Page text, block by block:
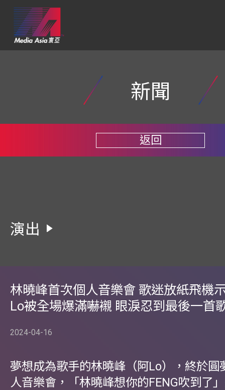
新聞
返回
演出
林曉峰首次個人音樂會 歌迷放紙飛機
Lo被全場爆滿嚇襯 眼淚忍到最後一首
2024-04-16
夢想成為歌手的林曉峰（阿Lo），終於圓
人音樂會，「林曉峰想你的FENG吹到了